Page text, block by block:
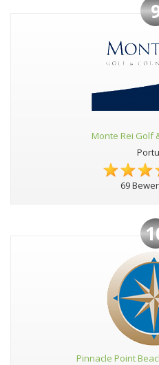
Monte Rei Golf
69
Pinnacle Point